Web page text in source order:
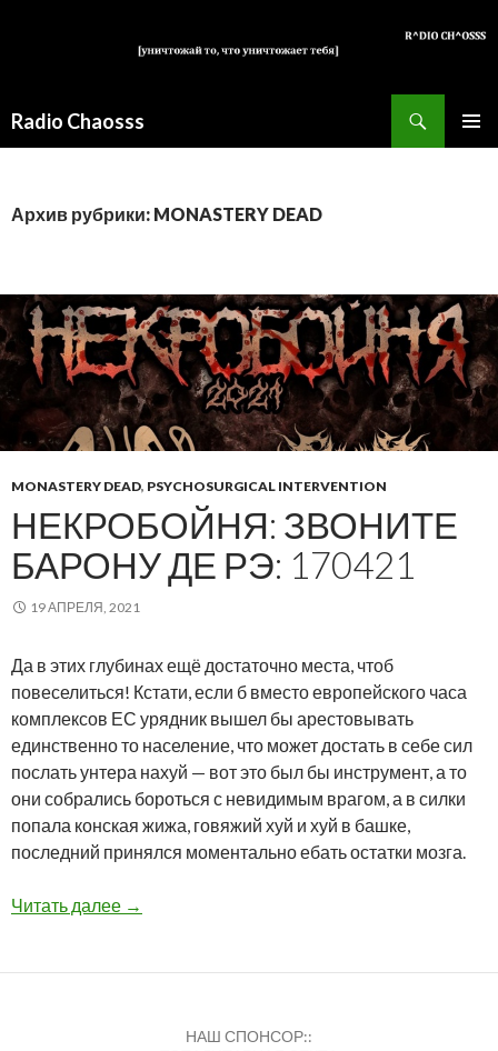
Radio Chaosss
Архив рубрики: MONASTERY DEAD
MONASTERY DEAD, PSYCHOSURGICAL INTERVENTION
НЕКРОБОЙНЯ: ЗВОНИТЕ
БАРОНУ ДЕ РЭ: 170421
19 АПРЕЛЯ, 2021
Да в этих глубинах ещё достаточно места, чтоб
повеселиться! Кстати, если б вместо европейского часа
комплексов ЕС урядник вышел бы арестовывать
единственно то население, что может достать в себе сил
послать унтера нахуй — вот это был бы инструмент, а то
они собрались бороться с невидимым врагом, а в силки
попала конская жижа, говяжий хуй и хуй в башке,
последний принялся моментально ебать остатки мозга.
Читать далее Некробойня: звоните барону де Рэ: 170421
→
НАШ СПОНСОР::